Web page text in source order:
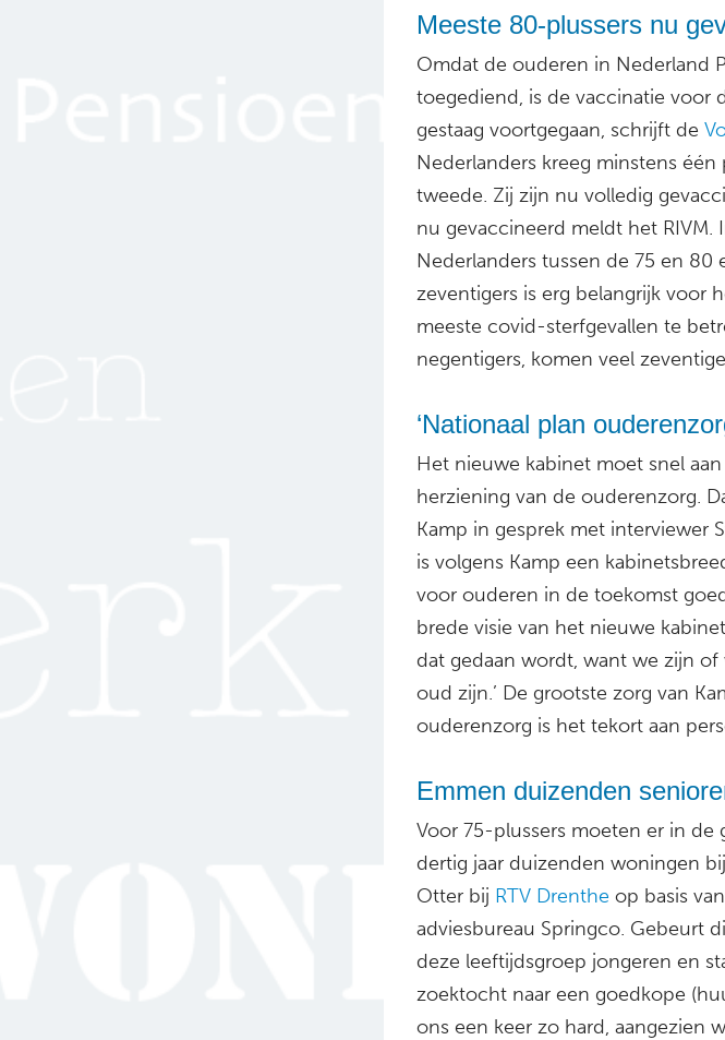
Meeste 80-plussers nu
Omdat de ouderen in Nederland
toegediend, is de vaccinatie voor
gestaag voortgegaan, schrijft de
Nederlanders kreeg minstens
tweede. Zij zijn nu volledig
nu gevaccineerd meldt het RIVM.
Nederlanders tussen de 75 en 80
zeventigers is erg belangrijk voor
meeste covid-sterfgevallen te
negentigers, komen veel
‘Nationaal plan
Het nieuwe kabinet moet snel
herziening van de ouderenzorg.
Kamp in gesprek met interviewer
is volgens Kamp een
voor ouderen in de toekomst
brede visie van het nieuwe
dat gedaan wordt, want we zijn
oud zijn.’ De grootste zorg van
ouderenzorg is het tekort aan
Emmen duizenden
Voor 75-plussers moeten er in
dertig jaar duizenden woningen
Otter bij RTV Drenthe op basis
adviesbureau Springco. Gebeurt
deze leeftijdsgroep jongeren en
zoektocht naar een goedkope
ons een keer zo hard, aangezien